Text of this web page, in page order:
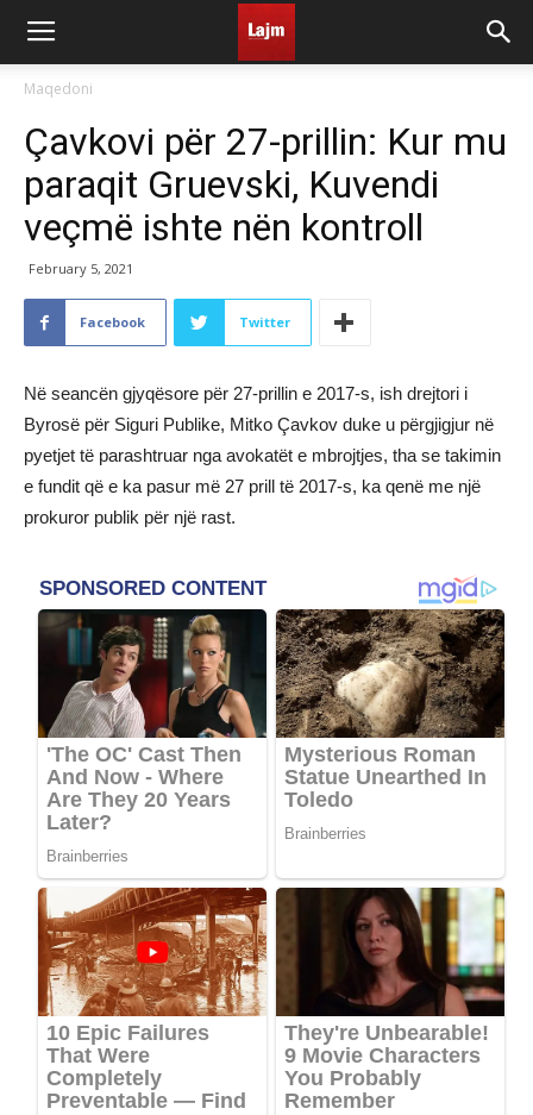
Maqedoni
Çavkovi për 27-prillin: Kur mu
paraqit Gruevski, Kuvendi
veçmë ishte nën kontroll
February 5, 2021
Facebook Twitter
Në seancën gjyqësore për 27-prillin e 2017-s, ish drejtori i
Byrosë për Siguri Publike, Mitko Çavkov duke u përgjigjur në
pyetjet të parashtruar nga avokatët e mbrojtjes, tha se takimin
e fundit që e ka pasur më 27 prill të 2017-s, ka qenë me një
prokuror publik për një rast.